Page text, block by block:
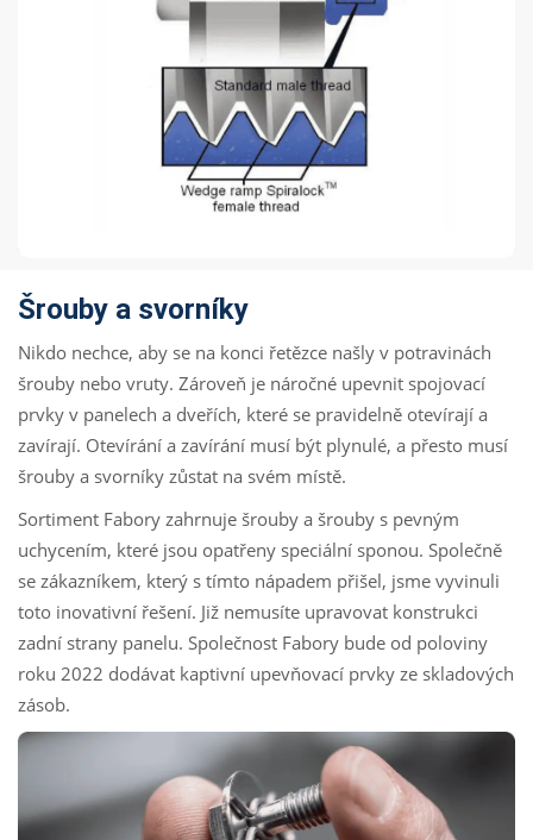
Šrouby a svorníky
Nikdo nechce, aby se na konci řetězce našly v potravinách
šrouby nebo vruty. Zároveň je náročné upevnit spojovací
prvky v panelech a dveřích, které se pravidelně otevírají a
zavírají. Otevírání a zavírání musí být plynulé, a přesto musí
šrouby a svorníky zůstat na svém místě.
Sortiment Fabory zahrnuje šrouby a šrouby s pevným
uchycením, které jsou opatřeny speciální sponou. Společně
se zákazníkem, který s tímto nápadem přišel, jsme vyvinuli
toto inovativní řešení. Již nemusíte upravovat konstrukci
zadní strany panelu. Společnost Fabory bude od poloviny
roku 2022 dodávat kaptivní upevňovací prvky ze skladových
zásob.